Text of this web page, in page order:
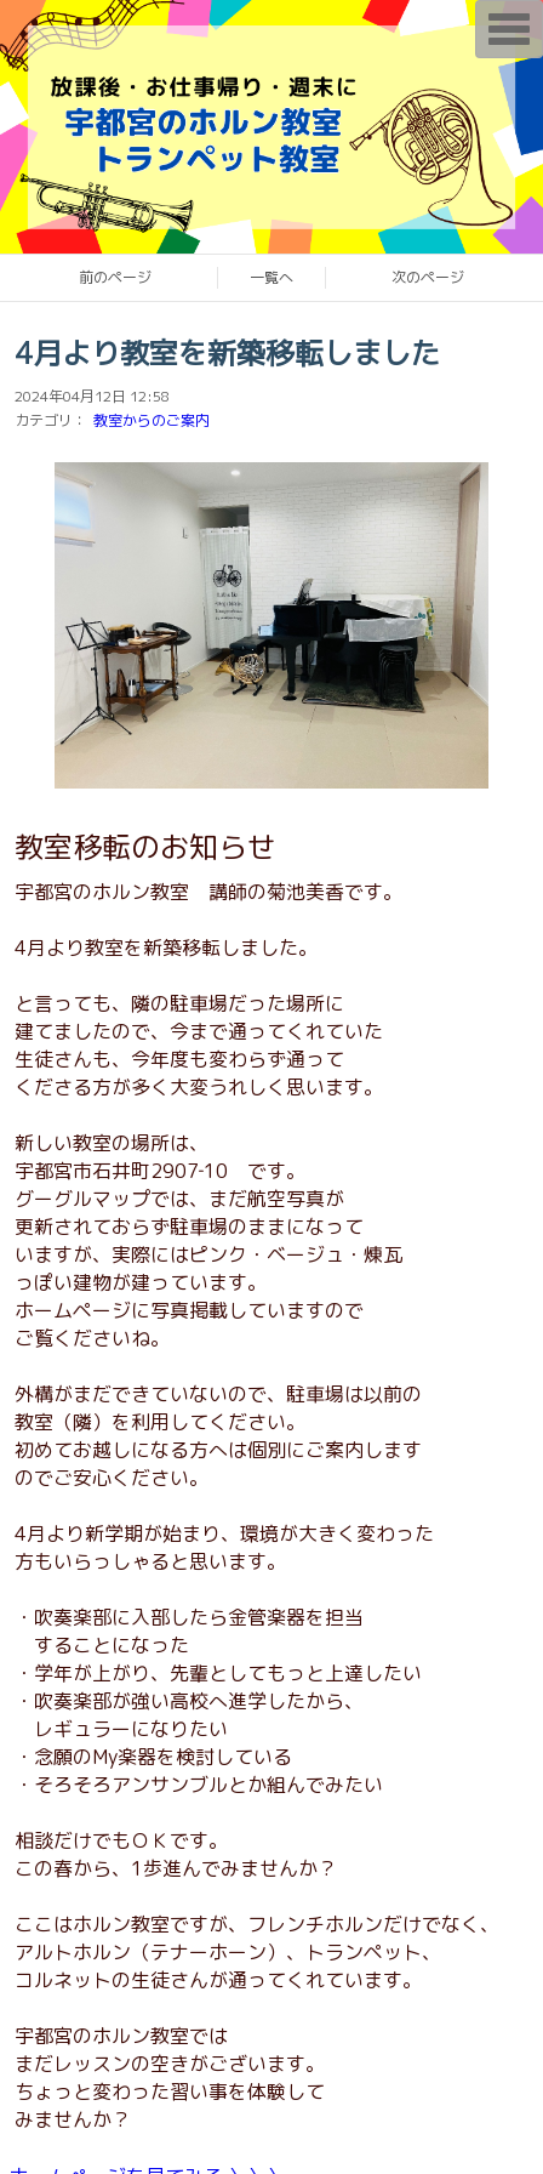
前のページ 一覧へ 次のページ
4月より教室を新築移転しました
2024年04月12日 12:58
カテゴリ：
教室からのご案内
教室移転のお知らせ
宇都宮のホルン教室 講師の菊池美香です。
4月より教室を新築移転しました。
と言っても、隣の駐車場だった場所に
建てましたので、今まで通ってくれていた
生徒さんも、今年度も変わらず通って
くださる方が多く大変うれしく思います。
新しい教室の場所は、
宇都宮市石井町2907‐10 です。
グーグルマップでは、まだ航空写真が
更新されておらず駐車場のままになって
いますが、実際にはピンク・ベージュ・煉瓦
っぽい建物が建っています。
ホームページに写真掲載していますので
ご覧くださいね。
外構がまだできていないので、駐車場は以前の
教室（隣）を利用してください。
初めてお越しになる方へは個別にご案内します
のでご安心ください。
4月より新学期が始まり、環境が大きく変わった
方もいらっしゃると思います。
・吹奏楽部に入部したら金管楽器を担当
することになった
・学年が上がり、先輩としてもっと上達したい
・吹奏楽部が強い高校へ進学したから、
レギュラーになりたい
・念願のMy楽器を検討している
・そろそろアンサンブルとか組んでみたい
相談だけでもＯＫです。
この春から、1歩進んでみませんか？
ここはホルン教室ですが、フレンチホルンだけでなく、
アルトホルン（テナーホーン）、トランペット、
コルネットの生徒さんが通ってくれています。
宇都宮のホルン教室では
まだレッスンの空きがございます。
ちょっと変わった習い事を体験して
みませんか？
T
o
g
e
n
v
g
a
i